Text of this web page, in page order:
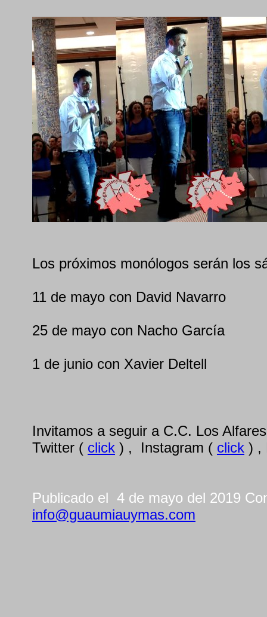
Los próximos monólogos serán los
11 de mayo con David Navarro
25 de mayo con Nacho García
1 de junio con Xavier Deltell
Invitamos a seguir a C.C. Los
Twitter ( click ) , Instagram ( click ) ,
Publicado el 4 de mayo del 2019
info@guaumiauymas.com